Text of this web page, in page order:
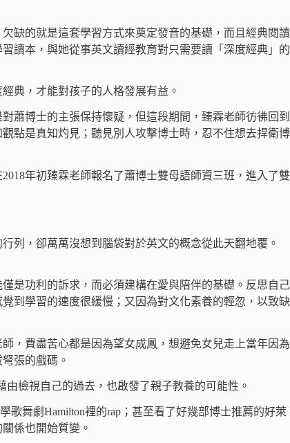
缺的就是這套學習方式來奠定發音的基礎，而且經典閱讀
讀本，與她從事英文讀經教育對只需要讀「深度經典」的
典，才能對孩子的人格發展有益。
蕭博士的主張保持懷疑，但這段期間，臻霖老師彷彿回到
點是真知灼見；聽見別人攻擊博士時，忍不住想去捍衛博
年初臻霖老師報名了蕭博士雙母語師資三班，進入了雙
列，卻萬萬沒想到腦袋對於英文的概念從此天翻地覆。
是功利的訴求，而必須建構在愛與陪伴的基礎。反思自己
到學習的速度很緩慢；又因為對文化素養的輕忽，以致缺
，費盡苦心都是因為望女成鳳，想避免女兒走上當年因為
張的戲碼。
檢視自己的過去，也啟發了親子教養的可能性。
歌舞劇Hamilton裡的rap；甚至看了好幾部博士推薦的好萊
係也開始質變。